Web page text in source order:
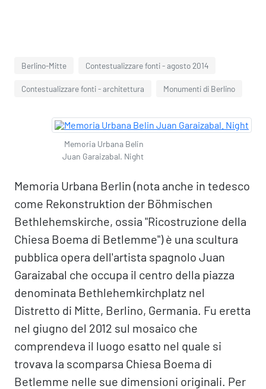
Berlino-Mitte Contestualizzare fonti - agosto 2014
Contestualizzare fonti - architettura Monumenti di Berlino
Memoria Urbana Belin
Juan Garaizabal. Night
Memoria Urbana Berlin (nota anche in tedesco
come Rekonstruktion der Böhmischen
Bethlehemskirche, ossia "Ricostruzione della
Chiesa Boema di Betlemme") è una scultura
pubblica opera dell'artista spagnolo Juan
Garaizabal che occupa il centro della piazza
denominata Bethlehemkirchplatz nel
Distretto di Mitte, Berlino, Germania. Fu eretta
nel giugno del 2012 sul mosaico che
comprendeva il luogo esatto nel quale si
trovava la scomparsa Chiesa Boema di
Betlemme nelle sue dimensioni originali. Per